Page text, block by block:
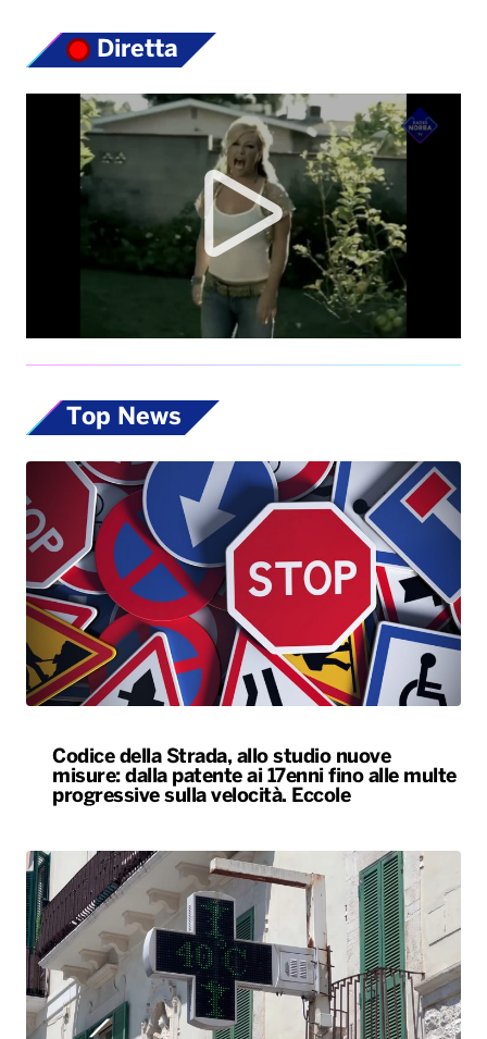
Diretta
Top News
Codice della Strada, allo studio nuove
misure: dalla patente ai 17enni fino alle multe
progressive sulla velocità. Eccole